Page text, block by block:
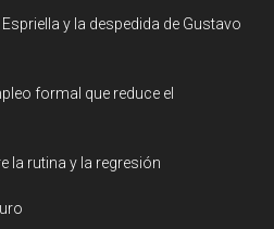
y la despedida de Gustavo
formal que reduce el
la rutina y la regresión